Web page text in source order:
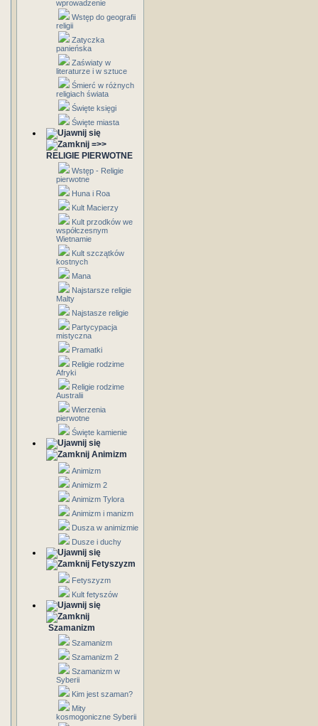
wprowadzenie
Wstęp do geografii
religii
Zatyczka
panieńska
Zaświaty w
literaturze i w sztuce
Śmierć w różnych
religiach świata
Święte księgi
Święte miasta
=>>
RELIGIE PIERWOTNE
Wstęp - Religie
pierwotne
Huna i Roa
Kult Macierzy
Kult przodków we
współczesnym
Wietnamie
Kult szczątków
kostnych
Mana
Najstarsze religie
Malty
Najstasze religie
Partycypacja
mistyczna
Pramatki
Religie rodzime
Afryki
Religie rodzime
Australii
Wierzenia
pierwotne
Święte kamienie
Animizm
Animizm
Animizm 2
Animizm Tylora
Animizm i manizm
Dusza w animizmie
Dusze i duchy
Fetyszyzm
Fetyszyzm
Kult fetyszów
Szamanizm
Szamanizm
Szamanizm 2
Szamanizm w
Syberii
Kim jest szaman?
Mity
kosmogoniczne Syberii